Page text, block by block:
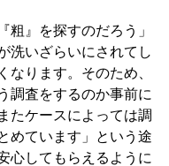
粗』を探すのだろう」
洗いざらいにされてし
なります。そのため、
調査をするのか事前に
たケースによっては調
めています」という途
心してもらえるように